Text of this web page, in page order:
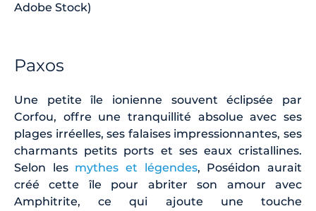
Adobe Stock)
Paxos
Une petite île ionienne souvent éclipsée par
Corfou, offre une tranquillité absolue avec ses
plages irréelles, ses falaises impressionnantes, ses
charmants petits ports et ses eaux cristallines.
Selon les mythes et légendes, Poséidon aurait
créé cette île pour abriter son amour avec
Amphitrite, ce qui ajoute une touche